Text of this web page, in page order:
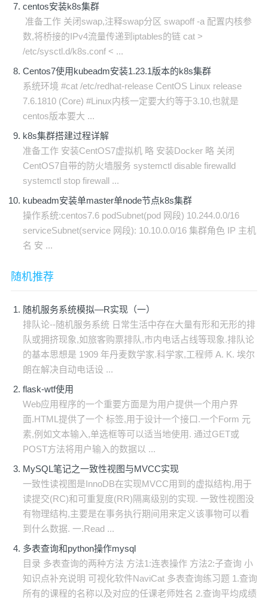
centos安装k8s集群
准备工作 关闭swap,注释swap分区 swapoff -a 配置内核参
数,将桥接的IPv4流量传递到iptables的链 cat >
/etc/sysctl.d/k8s.conf < ...
Centos7使用kubeadm安装1.23.1版本的k8s集群
系统环境 #cat /etc/redhat-release CentOS Linux release
7.6.1810 (Core) #Linux内核一定要大约等于3.10,也就是
centos版本要大 ...
k8s集群搭建过程详解
准备工作 安装CentOS7虚拟机 略 安装Docker 略 关闭
CentOS7自带的防火墙服务 systemctl disable firewalld
systemctl stop firewall ...
kubeadm安装单master单node节点k8s集群
操作系统:centos7.6 podSubnet(pod 网段) 10.244.0.0/16
serviceSubnet(service 网段): 10.10.0.0/16 集群角色 IP 主机
名 安 ...
随机推荐
随机服务系统模拟—R实现（一）
排队论--随机服务系统 日常生活中存在大量有形和无形的排
队或拥挤现象,如旅客购票排队,市内电话占线等现象.排队论
的基本思想是 1909 年丹麦数学家.科学家,工程师 A. K. 埃尔
朗在解决自动电话设 ...
flask-wtf使用
Web应用程序的一个重要方面是为用户提供一个用户界
面.HTML提供了一个 标签,用于设计一个接口.一个Form 元
素,例如文本输入,单选框等可以适当地使用. 通过GET或
POST方法将用户输入的数据以 ...
MySQL笔记之一致性视图与MVCC实现
一致性读视图是InnoDB在实现MVCC用到的虚拟结构,用于
读提交(RC)和可重复度(RR)隔离级别的实现. 一致性视图没
有物理结构,主要是在事务执行期间用来定义该事物可以看
到什么数据. 一.Read ...
多表查询和python操作mysql
目录 多表查询的两种方法 方法1:连表操作 方法2:子查询 小
知识点补充说明 可视化软件NaviCat 多表查询练习题 1.查询
所有的课程的名称以及对应的任课老师姓名 2.查询平均成绩